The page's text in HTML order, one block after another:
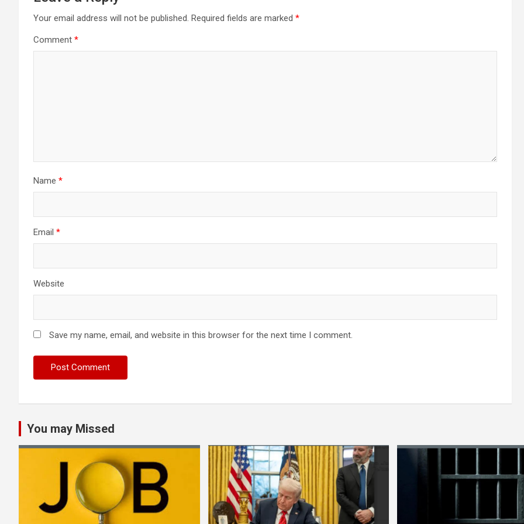
Your email address will not be published. Required fields are marked *
Comment *
Name *
Email *
Website
Save my name, email, and website in this browser for the next time I comment.
You may Missed